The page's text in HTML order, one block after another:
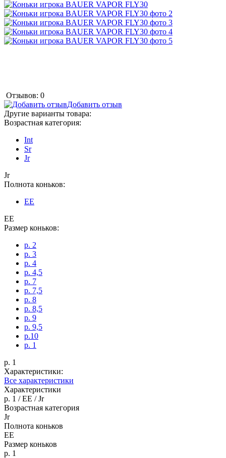
Отзывов: 0
Добавить отзыв
Другие варианты товара:
Возрастная категория:
Int
Sr
Jr
Jr
Полнота коньков:
EE
EE
Размер коньков:
p. 2
p. 3
p. 4
p. 4,5
p. 7
p. 7,5
p. 8
p. 8,5
p. 9
p. 9,5
p.10
p. 1
p. 1
Характеристики:
Все характеристики
Характеристики
p. 1 / EE / Jr
Возрастная категория
Jr
Полнота коньков
EE
Размер коньков
p. 1